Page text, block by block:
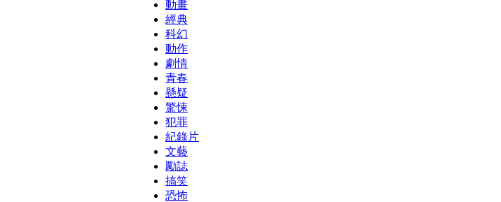
動畫
經典
科幻
動作
劇情
青春
懸疑
驚悚
犯罪
紀錄片
文藝
勵誌
搞笑
恐怖